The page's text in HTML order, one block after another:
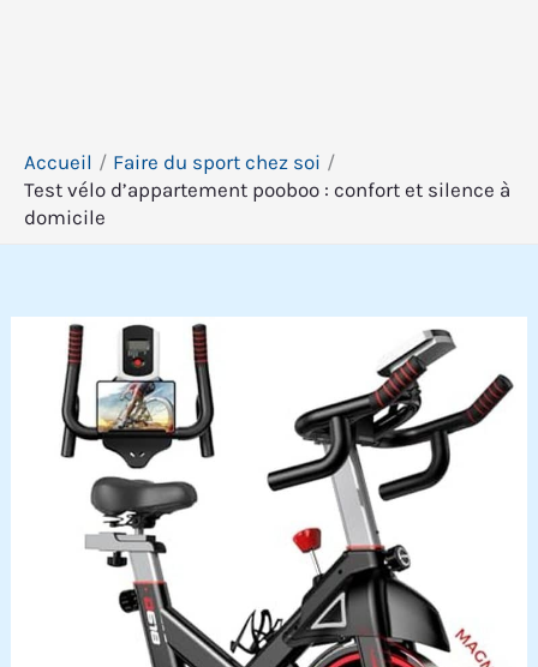
Accueil
Faire du sport chez soi
Test vélo d’appartement pooboo : confort et silence à
domicile